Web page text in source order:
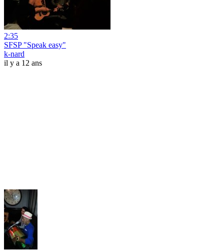
2:35
SFSP "Speak easy"
k-nard
il y a 12 ans